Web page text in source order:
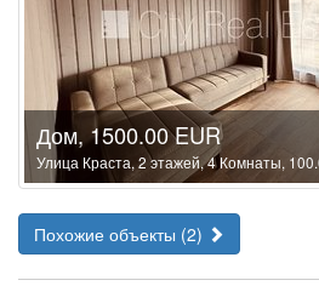
Дом, 1500.00 EUR
Улица Краста, 2 этажей, 4 Комнаты,
Похожие объекты (2)